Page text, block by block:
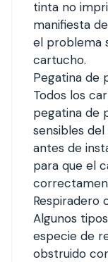
tinta no
manifiesta
el problema
cartucho.
Pegatina de
Todos los
pegatina de
sensibles
antes de
para que el
Respiradero
Algunos
especie de
obstruido